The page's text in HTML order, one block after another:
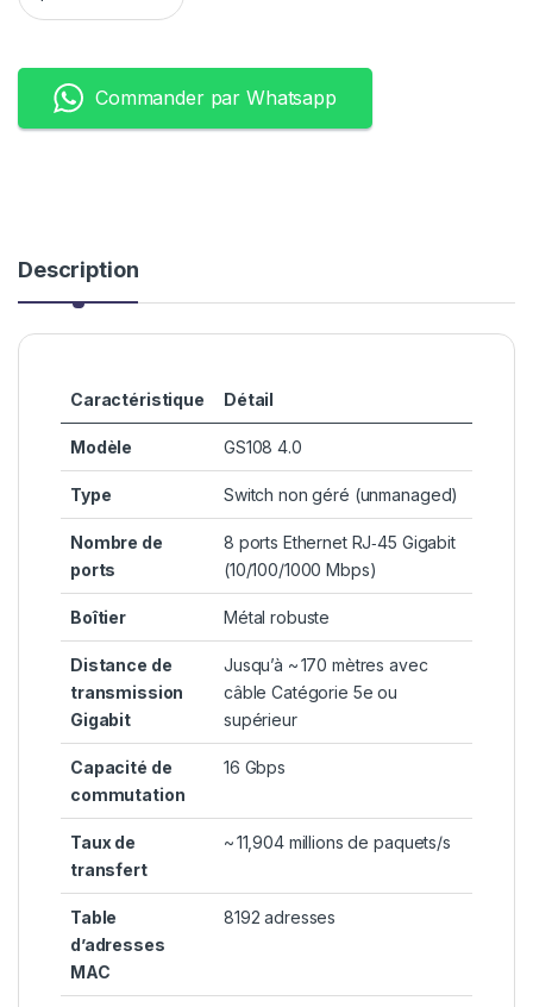
Commander par Whatsapp
Description
Caractéristique Détail
Modèle GS108 4.0
Type Switch non géré (unmanaged)
Nombre de
ports
8 ports Ethernet RJ‑45 Gigabit
(10/100/1000 Mbps)
Boîtier Métal robuste
Distance de
transmission
Gigabit
Jusqu’à ~ 170 mètres avec
câble Catégorie 5e ou
supérieur
Capacité de
commutation
16 Gbps
Taux de
transfert
~ 11,904 millions de paquets/s
Table
d’adresses
MAC
8192 adresses